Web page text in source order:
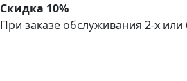
Скидка 10%
При заказе обслуживания 2-х или